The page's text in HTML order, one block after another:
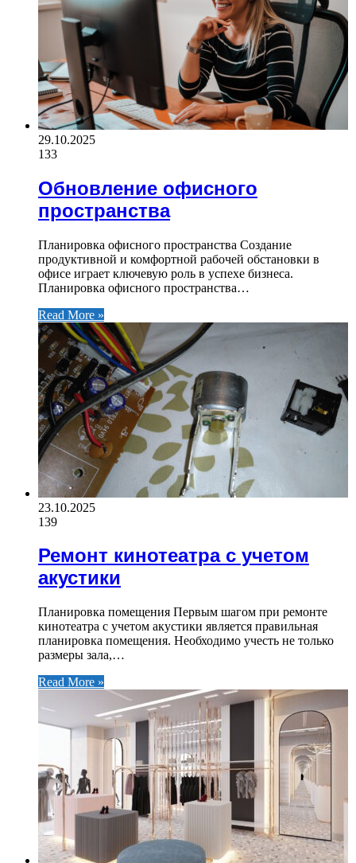
29.10.2025
133
Обновление офисного
пространства
Планировка офисного пространства Создание
продуктивной и комфортной рабочей обстановки в
офисе играет ключевую роль в успехе бизнеса.
Планировка офисного пространства…
Read More »
23.10.2025
139
Ремонт кинотеатра с учетом
акустики
Планировка помещения Первым шагом при ремонте
кинотеатра с учетом акустики является правильная
планировка помещения. Необходимо учесть не только
размеры зала,…
Read More »